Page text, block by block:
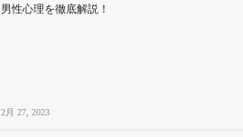
男性心理を徹底解説！
2月 27, 2023